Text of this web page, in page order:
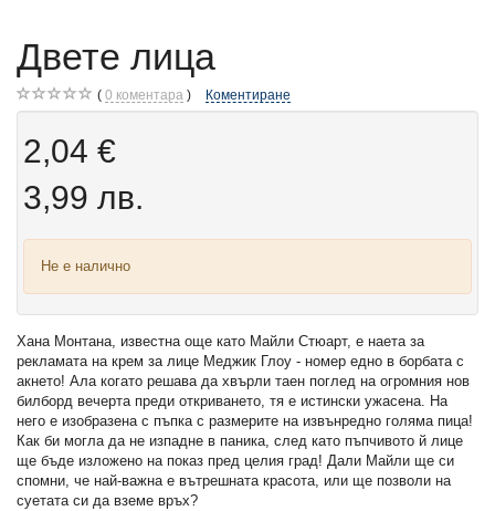
Двете лица
0 коментара Коментиране
2,04 €
3,99 лв.
Не е налично
Хана Монтана, известна още като Майли Стюарт, е наета за
рекламата на крем за лице Меджик Глоу - номер едно в борбата с
акнето! Ала когато решава да хвърли таен поглед на огромния нов
билборд вечерта преди откриването, тя е истински ужасена. На
него е изобразена с пъпка с размерите на извънредно голяма пица!
Как би могла да не изпадне в паника, след като пъпчивото й лице
ще бъде изложено на показ пред целия град! Дали Майли ще си
спомни, че най-важна е вътрешната красота, или ще позволи на
суетата си да вземе връх?